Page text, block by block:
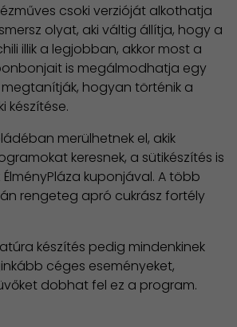
csoki verzióját alkothatja
olyat, aki váltig állítja, hogy a
illik a legjobban, akkor most a
is megálmodhatja egy
hogyan történik a
készítése.
merülhetnek el, akik
keresnek, a sütikészítés is
kuponjával. A több
rengeteg apró cukrász fortély
készítés pedig mindenkinek
céges eseményeket,
dobhat fel ez a program.